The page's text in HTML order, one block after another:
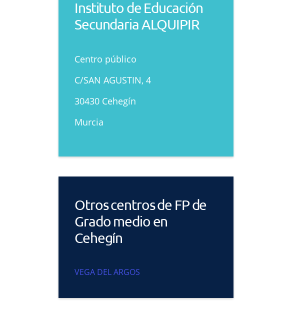
Instituto de Educación
Secundaria ALQUIPIR
Centro público
C/SAN AGUSTIN, 4
30430 Cehegín
Murcia
Otros centros de FP de
Grado medio en
Cehegín
VEGA DEL ARGOS